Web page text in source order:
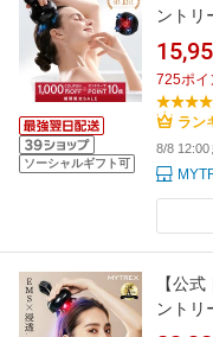
ソーシャルギフト可
ントリ
ッドス
機能搭
PRO
ケア
容
725ポイ
ラン
8/8 12:00
【公
ントリ